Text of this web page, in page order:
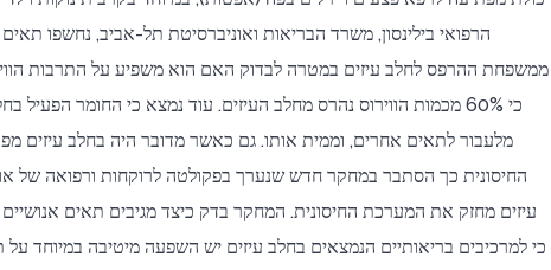
הרפואי בילינסון, משרד הבריאות ואוניברסיטת תל-אביב, נחשפו תאים
ממשפחת ההרפס לחלב עיזים במטרה לבדוק האם הוא משפיע על התרבות
כי 60% מכמות הווירוס נהרס מחלב העיזים. עוד נמצא כי החומר
החיסונית כך הסתבר במחקר חדש שנערך בפקולטה לרוקחות ורפואה של
עיזים מחזק את המערכת החיסונית. המחקר בדק כיצד מגיבים תאים
כי למרכיבים בריאותיים הנמצאים בחלב עיזים יש השפעה מיטיבה במיוחד